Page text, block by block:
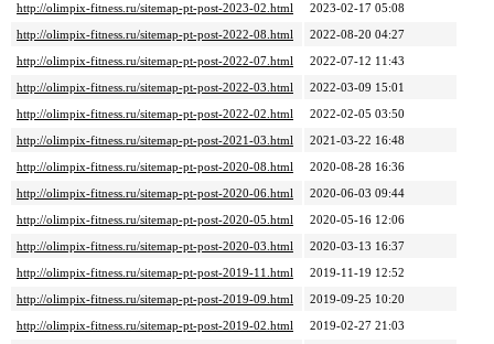
http://olimpix-fitness.ru/sitemap-pt-post-2023-02.html
2023-02-17 05:08
http://olimpix-fitness.ru/sitemap-pt-post-2022-08.html
2022-08-20 04:27
http://olimpix-fitness.ru/sitemap-pt-post-2022-07.html
2022-07-12 11:43
http://olimpix-fitness.ru/sitemap-pt-post-2022-03.html
2022-03-09 15:01
http://olimpix-fitness.ru/sitemap-pt-post-2022-02.html
2022-02-05 03:50
http://olimpix-fitness.ru/sitemap-pt-post-2021-03.html
2021-03-22 16:48
http://olimpix-fitness.ru/sitemap-pt-post-2020-08.html
2020-08-28 16:36
http://olimpix-fitness.ru/sitemap-pt-post-2020-06.html
2020-06-03 09:44
http://olimpix-fitness.ru/sitemap-pt-post-2020-05.html
2020-05-16 12:06
http://olimpix-fitness.ru/sitemap-pt-post-2020-03.html
2020-03-13 16:37
http://olimpix-fitness.ru/sitemap-pt-post-2019-11.html
2019-11-19 12:52
http://olimpix-fitness.ru/sitemap-pt-post-2019-09.html
2019-09-25 10:20
http://olimpix-fitness.ru/sitemap-pt-post-2019-02.html
2019-02-27 21:03